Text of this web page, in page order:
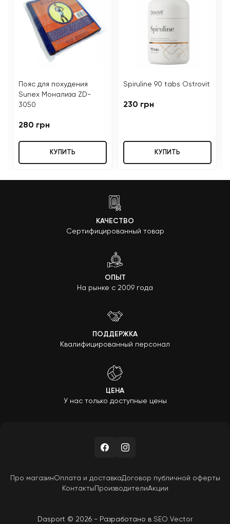
Пояс для похудения
Sunex Монализа ZD-
3050
280 грн
КУПИТЬ
Spiruline 90 tabs Ostrovit
230 грн
КУПИТЬ
КАЧЕСТВО
Сертифицированный товар
ОПЫТ
На рынке с 2009 года
ПОДДЕРЖКА
Квалифицированный персонал
ЦЕНА
У нас только доступные цены
Про магазинОплата и доставкаДоговор публичной оферты
Контакты ПроизводителиАкции
Dasport © 2026 - Разработано в SEO Vector